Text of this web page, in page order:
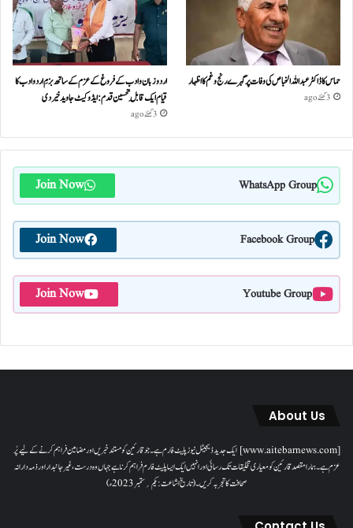
حماس کا ڈاکٹر عبداللہ الخباص کی وفات پر گہرے رنج وغم کااظہار
3 گھنٹے ago
اردو زبان و ادب کے فروغ کے عزم کے ساتھ بزمِ اردو ادب کا
قیام ایک قابلِ تحسین قدم : ایڈوکیٹ جاوید خیردی
3 گھنٹے ago
WhatsApp Group
Join Now
Facebook Group
Join Now
Youtube Group
Join Now
About Us
[www.aitebarnews.com] ایک جدید ڈیجیٹل نیوز پلیٹ فارم ہے۔ جو قارئین کو مستند خبریں اور مضامین فراہم کرنے کے لیے پُر
عزم ہے۔ ہمارا مقصدقارئین کو معیاری تخلیقات تک رسائی اور انہیں ایک ایسا پلیٹ فارم فراہم کرنا ہے جہاں وہ درست، غیر جانبدار اور ذمہ دارانہ
صحافت کا تجربہ کریں۔( تاریخ اشاعت : یکم؍ ستمبر 2023ء)